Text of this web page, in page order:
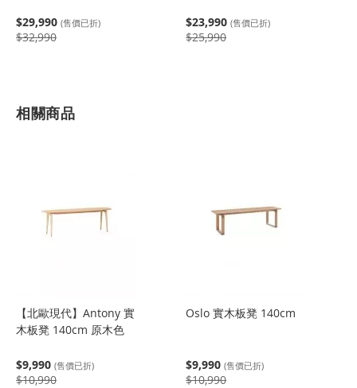
$29,990 (售價已折)
$32,990
$23,990 (售價已折)
$25,990
相關商品
【北歐現代】Antony 實
木板凳 140cm 原木色
$9,990 (售價已折)
$10,990
Oslo 實木板凳 140cm
$9,990 (售價已折)
$10,990